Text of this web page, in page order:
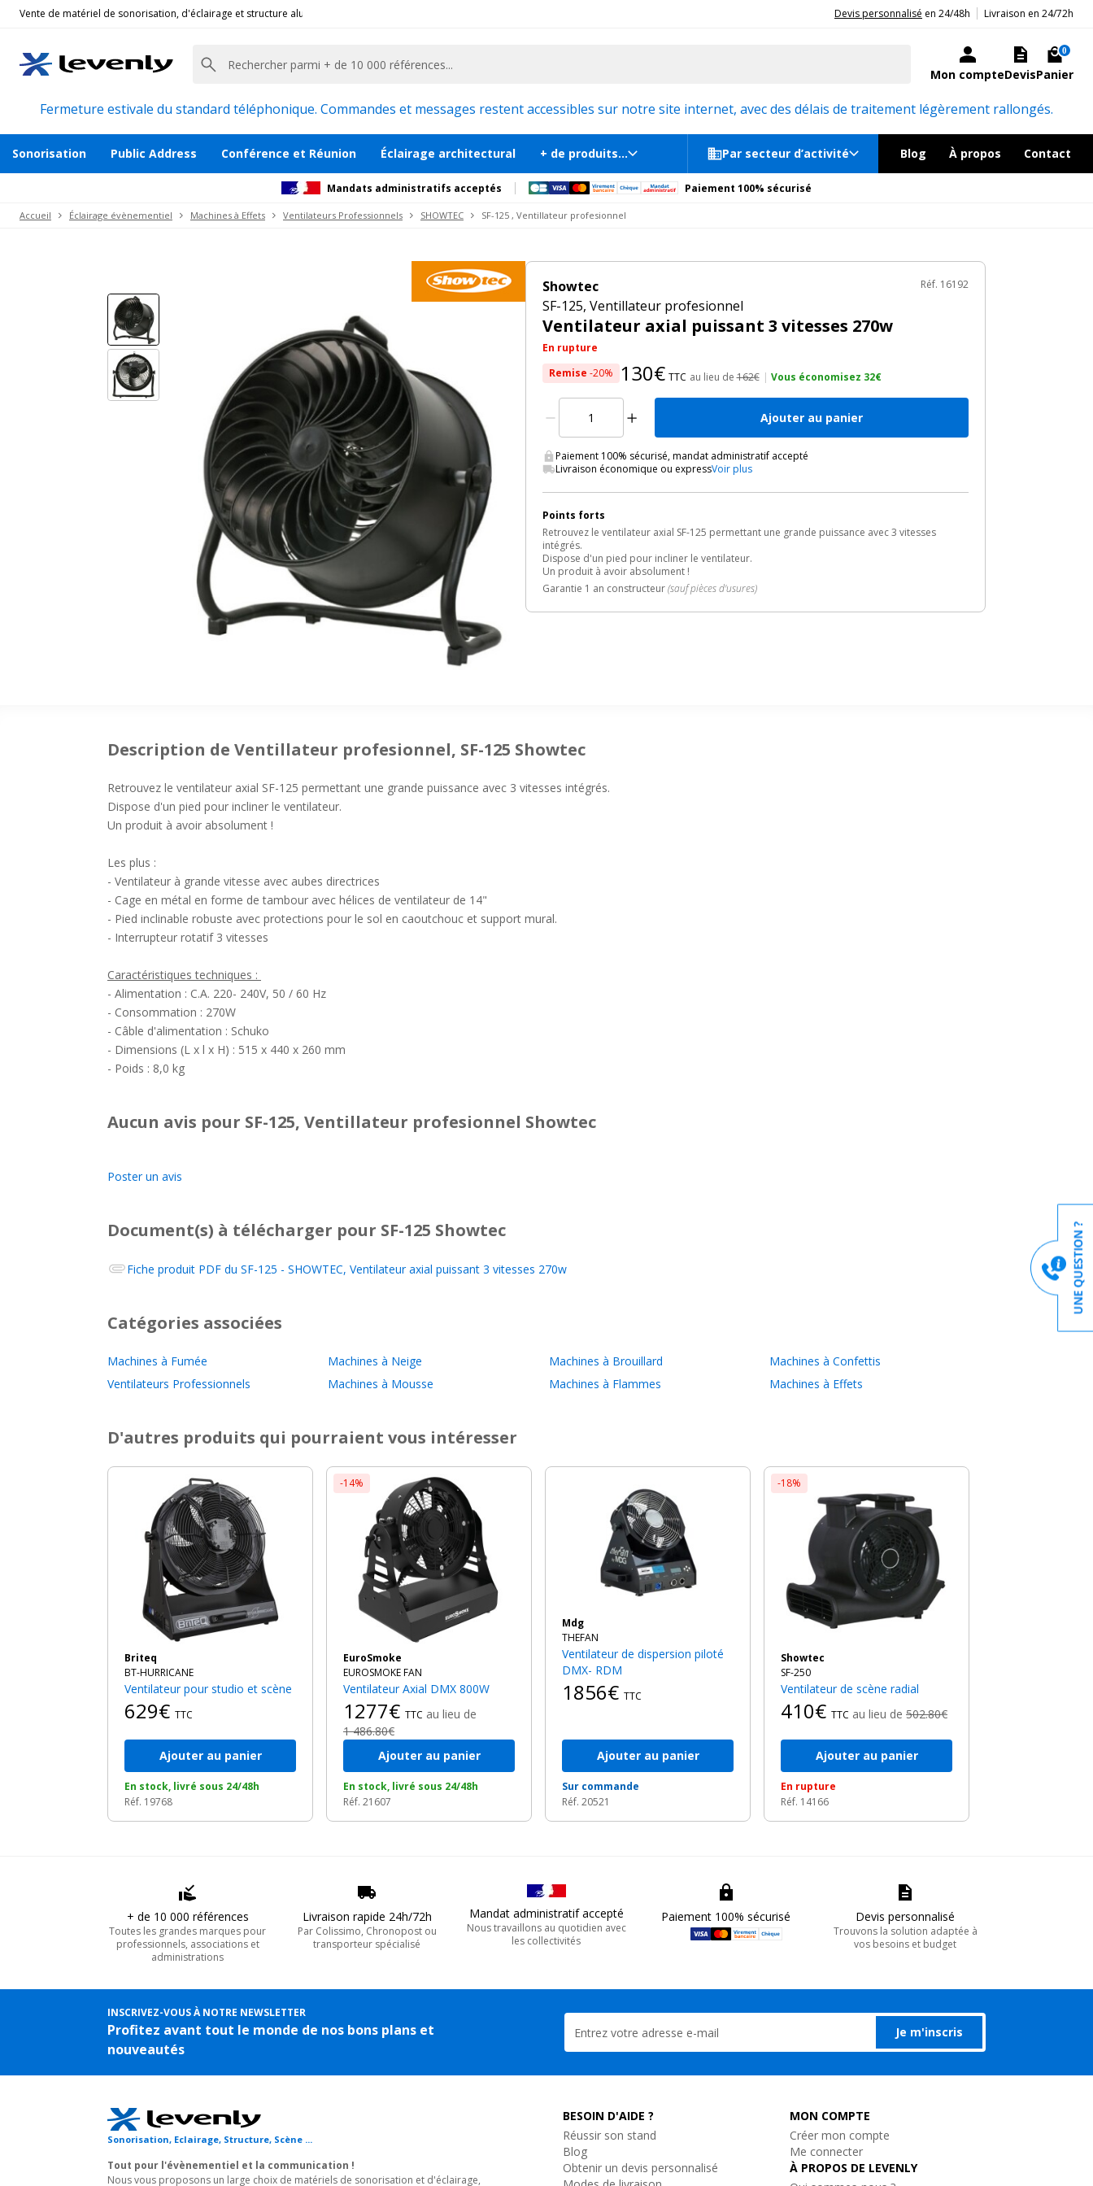
Vente de matériel de sonorisation, d'éclairage et structure alu pour l'évènementiel et la communication, stand exposition, scène, podium et estrade, etc. | 20ans d'expérience aux côtés des professionnels et acteurs publics.
Devis personnalisé en 24/48h Livraison en 24/72h
Mon compteDevisPanier
0
Fermeture estivale du standard téléphonique. Commandes et messages restent accessibles sur notre site internet, avec des délais de traitement légèrement rallongés.
Sonorisation Public Address Conférence et Réunion Éclairage architectural + de produits... Par secteur d’activité Blog À propos Contact
Mandats administratifs acceptés Paiement 100% sécurisé
Accueil Éclairage évènementiel Machines à Effets Ventilateurs Professionnels SHOWTEC SF-125 , Ventillateur profesionnel
Showtec
SF-125, Ventillateur profesionnel
Ventilateur axial puissant 3 vitesses 270w
Réf. 16192
En rupture
Remise -20% 130€ TTC au lieu de162€ | Vous économisez 32€
Ajouter au panier
Paiement 100% sécurisé, mandat administratif accepté
Livraison économique ou expressVoir plus
Points forts
Retrouvez le ventilateur axial SF-125 permettant une grande puissance avec 3 vitesses
intégrés.
Dispose d'un pied pour incliner le ventilateur.
Un produit à avoir absolument !
Garantie 1 an constructeur(sauf pièces d'usures)
Description de Ventillateur profesionnel, SF-125 Showtec
Retrouvez le ventilateur axial SF-125 permettant une grande puissance avec 3 vitesses intégrés.
Dispose d'un pied pour incliner le ventilateur.
Un produit à avoir absolument !
Les plus :
- Ventilateur à grande vitesse avec aubes directrices
- Cage en métal en forme de tambour avec hélices de ventilateur de 14"
- Pied inclinable robuste avec protections pour le sol en caoutchouc et support mural.
- Interrupteur rotatif 3 vitesses
Caractéristiques techniques :
- Alimentation : C.A. 220- 240V, 50 / 60 Hz
- Consommation : 270W
- Câble d'alimentation : Schuko
- Dimensions (L x l x H) : 515 x 440 x 260 mm
- Poids : 8,0 kg
Aucun avis pour SF-125, Ventillateur profesionnel Showtec
Poster un avis
Document(s) à télécharger pour SF-125 Showtec
Fiche produit PDF du SF-125 - SHOWTEC, Ventilateur axial puissant 3 vitesses 270w
Catégories associées
Machines à Fumée Machines à Neige Machines à Brouillard
Machines à Confettis
Ventilateurs Professionnels
Machines à Mousse Machines à Flammes Machines à Effets
D'autres produits qui pourraient vous intéresser
Briteq
BT-HURRICANE
Ventilateur pour studio et scène
629€ TTC
Ajouter au panier
En stock, livré sous 24/48h
Réf. 19768
-14%
EuroSmoke
EUROSMOKE FAN
Ventilateur Axial DMX 800W
1277€ TTC au lieu de
1 486.80€
Ajouter au panier
En stock, livré sous 24/48h
Réf. 21607
Mdg
THEFAN
Ventilateur de dispersion piloté
DMX- RDM
1856€ TTC
Ajouter au panier
Sur commande
Réf. 20521
-18%
Showtec
SF-250
Ventilateur de scène radial
410€ TTC au lieu de 502.80€
Ajouter au panier
En rupture
Réf. 14166
+ de 10 000 références
Toutes les grandes marques pour
professionnels, associations et
administrations
Livraison rapide 24h/72h
Par Colissimo, Chronopost ou
transporteur spécialisé
Mandat administratif accepté
Nous travaillons au quotidien avec
les collectivités
Paiement 100% sécurisé Devis personnalisé
Trouvons la solution adaptée à
vos besoins et budget
INSCRIVEZ-VOUS À NOTRE NEWSLETTER
Profitez avant tout le monde de nos bons plans et
nouveautés
Je m'inscris
Sonorisation, Eclairage, Structure, Scène ...
Tout pour l'évènementiel et la communication !
Nous vous proposons un large choix de matériels de sonorisation et d'éclairage,
BESOIN D'AIDE ?
Réussir son stand
Blog
Obtenir un devis personnalisé
MON COMPTE
Créer mon compte
Me connecter
À PROPOS DE LEVENLY